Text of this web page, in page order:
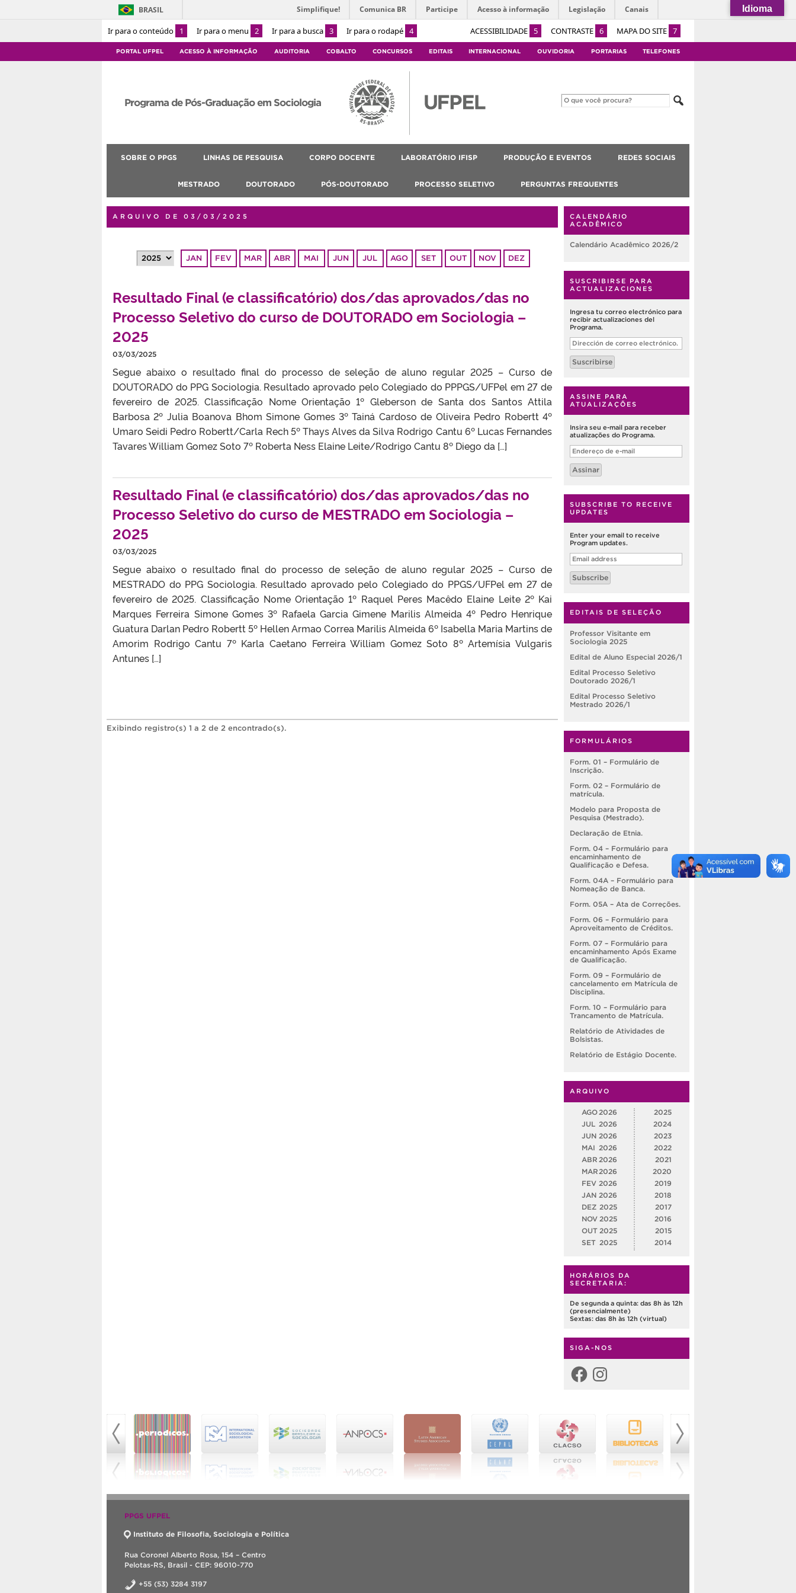
Ir para o conteúdo 1 Ir para o menu 2 Ir para a busca 3 Ir para o rodapé 4 ACESSIBILIDADE 5 CONTRASTE 6 MAPA DO SITE 7
BRASIL Simplifique! Comunica BR Participe Acesso à informação Legislação Canais
PORTAL UFPEL ACESSO À INFORMAÇÃO AUDITORIA COBALTO CONCURSOS EDITAIS INTERNACIONAL OUVIDORIA PORTARIAS TELEFONES
Programa de Pós-Graduação em Sociologia
SOBRE O PPGS LINHAS DE PESQUISA CORPO DOCENTE LABORATÓRIO IFISP PRODUÇÃO E EVENTOS REDES SOCIAIS
MESTRADO DOUTORADO PÓS-DOUTORADO PROCESSO SELETIVO PERGUNTAS FREQUENTES
ARQUIVO DE 03/03/2025
JAN FEV MAR ABR MAI JUN JUL AGO SET OUT NOV DEZ
Resultado Final (e classificatório) dos/das aprovados/das no
Processo Seletivo do curso de DOUTORADO em Sociologia –
2025
03/03/2025
Segue abaixo o resultado final do processo de seleção de aluno regular 2025 – Curso de
DOUTORADO do PPG Sociologia. Resultado aprovado pelo Colegiado do PPPGS/UFPel em 27 de
fevereiro de 2025. Classificação Nome Orientação 1º Gleberson de Santa dos Santos Attila
Barbosa 2º Julia Boanova Bhom Simone Gomes 3º Tainá Cardoso de Oliveira Pedro Robertt 4º
Umaro Seidi Pedro Robertt/Carla Rech 5º Thays Alves da Silva Rodrigo Cantu 6º Lucas Fernandes
Tavares William Gomez Soto 7º Roberta Ness Elaine Leite/Rodrigo Cantu 8º Diego da […]
Resultado Final (e classificatório) dos/das aprovados/das no
Processo Seletivo do curso de MESTRADO em Sociologia –
2025
03/03/2025
Segue abaixo o resultado final do processo de seleção de aluno regular 2025 – Curso de
MESTRADO do PPG Sociologia. Resultado aprovado pelo Colegiado do PPGS/UFPel em 27 de
fevereiro de 2025. Classificação Nome Orientação 1º Raquel Peres Macêdo Elaine Leite 2º Kai
Marques Ferreira Simone Gomes 3º Rafaela Garcia Gimene Marilis Almeida 4º Pedro Henrique
Guatura Darlan Pedro Robertt 5º Hellen Armao Correa Marilis Almeida 6º Isabella Maria Martins de
Amorim Rodrigo Cantu 7º Karla Caetano Ferreira William Gomez Soto 8º Artemísia Vulgaris
Antunes […]
Exibindo registro(s) 1 a 2 de 2 encontrado(s).
CALENDÁRIO
ACADÊMICO
Calendário Acadêmico 2026/2
SUSCRIBIRSE PARA
ACTUALIZACIONES
Ingresa tu correo electrónico para
recibir actualizaciones del
Programa.
Dirección
de
correo
electrónico.
Suscribirse
ASSINE PARA
ATUALIZAÇÕES
Insira seu e-mail para receber
atualizações do Programa.
Endereço
de
e-
mail
Assinar
SUBSCRIBE TO RECEIVE
UPDATES
Enter your email to receive
Program updates.
Email
address
Subscribe
EDITAIS DE SELEÇÃO
Professor Visitante em
Sociologia 2025
Edital de Aluno Especial 2026/1
Edital Processo Seletivo
Doutorado 2026/1
Edital Processo Seletivo
Mestrado 2026/1
FORMULÁRIOS
Form. 01 – Formulário de
Inscrição.
Form. 02 – Formulário de
matrícula.
Modelo para Proposta de
Pesquisa (Mestrado).
Declaração de Etnia.
Form. 04 – Formulário para
encaminhamento de
Qualificação e Defesa.
Form. 04A – Formulário para
Nomeação de Banca.
Form. 05A – Ata de Correções.
Form. 06 – Formulário para
Aproveitamento de Créditos.
Form. 07 – Formulário para
encaminhamento Após Exame
de Qualificação.
Form. 09 – Formulário de
cancelamento em Matrícula de
Disciplina.
Form. 10 – Formulário para
Trancamento de Matrícula.
Relatório de Atividades de
Bolsistas.
Relatório de Estágio Docente.
ARQUIVO
AGO 2026
JUL 2026
JUN 2026
MAI
2026
ABR 2026
MAR 2026
FEV 2026
JAN 2026
DEZ 2025
NOV 2025
OUT 2025
SET 2025
2025
2024
2023
2022
2021
2020
2019
2018
2017
2016
2015
2014
HORÁRIOS DA
SECRETARIA:
De segunda a quinta: das 8h às 12h
(presencialmente)
Sextas: das 8h às 12h (virtual)
SIGA-NOS
FacebookInstagram
PPGS UFPEL
Instituto de Filosofia, Sociologia e Política
Rua Coronel Alberto Rosa, 154 – Centro
Pelotas-RS, Brasil - CEP: 96010-770
+55 (53) 3284 3197
Idioma